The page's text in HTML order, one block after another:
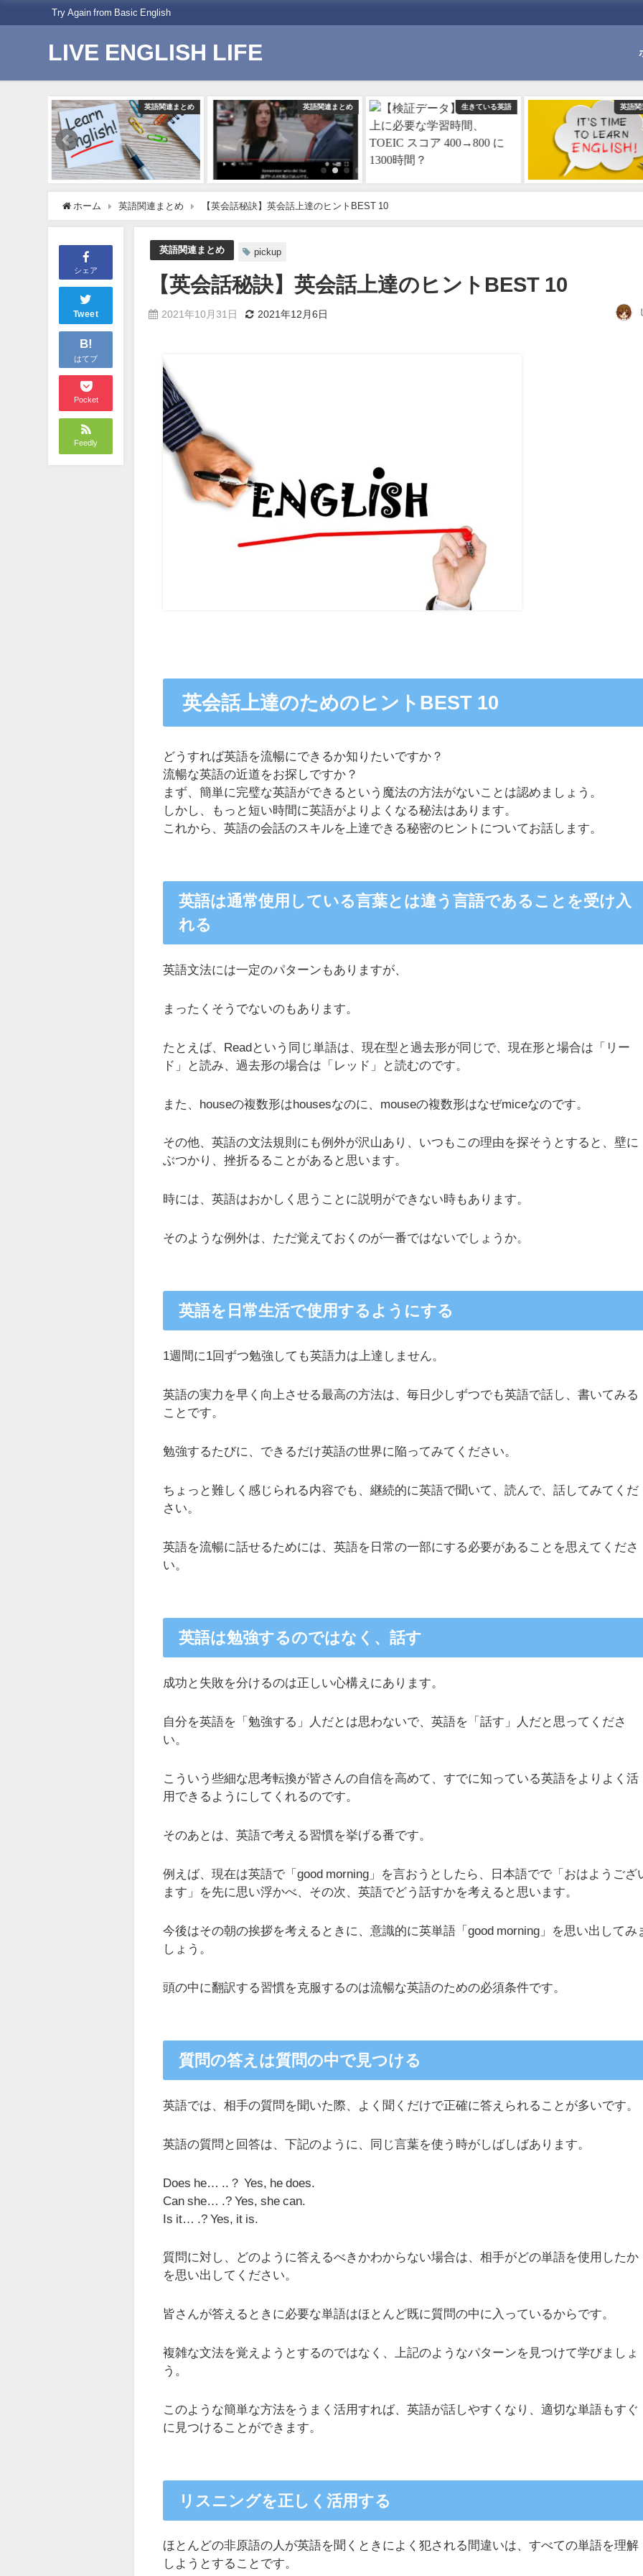
Try Again from Basic English
LIVE ENGLISH LIFE
英語関連まとめ 英語関連まとめ 生きている英語
ホーム 英語関連まとめ 【英会話秘訣】英会話上達のヒントBEST 10
シェア
Tweet
B!
はてブ
Pocket
Feedly
英語関連まとめ pickup
【英会話秘訣】英会話上達のヒントBEST 10
2021年10月31日 2021年12月6日
英会話上達のためのヒントBEST 10
どうすれば英語を流暢にできるか知りたいですか？
流暢な英語の近道をお探しですか？
まず、簡単に完璧な英語ができるという魔法の方法がないことは認めましょう。
しかし、もっと短い時間に英語がよりよくなる秘法はあります。
これから、英語の会話のスキルを上達できる秘密のヒントについてお話します。
英語は通常使用している言葉とは違う言語であることを受け入
れる
英語文法には一定のパターンもありますが、
まったくそうでないのもあります。
たとえば、Readという同じ単語は、現在型と過去形が同じで、現在形と場合は「リー
ド」と読み、過去形の場合は「レッド」と読むのです。
また、houseの複数形はhousesなのに、mouseの複数形はなぜmiceなのです。
その他、英語の文法規則にも例外が沢山あり、いつもこの理由を探そうとすると、壁に
ぶつかり、挫折るることがあると思います。
時には、英語はおかしく思うことに説明ができない時もあります。
そのような例外は、ただ覚えておくのが一番ではないでしょうか。
英語を日常生活で使用するようにする
1週間に1回ずつ勉強しても英語力は上達しません。
英語の実力を早く向上させる最高の方法は、毎日少しずつでも英語で話し、書いてみる
ことです。
勉強するたびに、できるだけ英語の世界に陥ってみてください。
ちょっと難しく感じられる内容でも、継続的に英語で聞いて、読んで、話してみてくだ
さい。
英語を流暢に話せるためには、英語を日常の一部にする必要があることを思えてくださ
い。
英語は勉強するのではなく、話す
成功と失敗を分けるのは正しい心構えにあります。
自分を英語を「勉強する」人だとは思わないで、英語を「話す」人だと思ってくださ
い。
こういう些細な思考転換が皆さんの自信を高めて、すでに知っている英語をよりよく活
用できるようにしてくれるのです。
そのあとは、英語で考える習慣を挙げる番です。
例えば、現在は英語で「good morning」を言おうとしたら、日本語でで「おはようござ
ます」を先に思い浮かべ、その次、英語でどう話すかを考えると思います。
今後はその朝の挨拶を考えるときに、意識的に英単語「good morning」を思い出してみ
しょう。
頭の中に翻訳する習慣を克服するのは流暢な英語のための必須条件です。
質問の答えは質問の中で見つける
英語では、相手の質問を聞いた際、よく聞くだけで正確に答えられることが多いです。
英語の質問と回答は、下記のように、同じ言葉を使う時がしばしばあります。
Does he… ..？ Yes, he does.
Can she… .? Yes, she can.
Is it… .? Yes, it is.
質問に対し、どのように答えるべきかわからない場合は、相手がどの単語を使用したか
を思い出してください。
皆さんが答えるときに必要な単語はほとんど既に質問の中に入っているからです。
複雑な文法を覚えようとするのではなく、上記のようなパターンを見つけて学びましょ
う。
このような簡単な方法をうまく活用すれば、英語が話しやすくなり、適切な単語もすぐ
に見つけることができます。
リスニングを正しく活用する
ほとんどの非原語の人が英語を聞くときによく犯される間違いは、すべての単語を理解
しようとすることです。